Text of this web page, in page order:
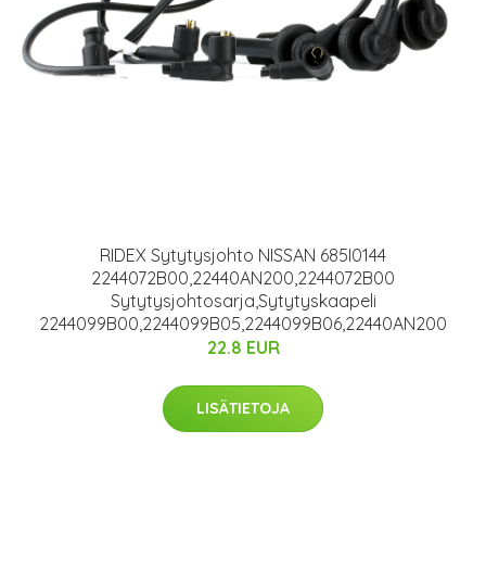
RIDEX Sytytysjohto NISSAN 685I0144
2244072B00,22440AN200,2244072B00
Sytytysjohtosarja,Sytytyskaapeli
2244099B00,2244099B05,2244099B06,22440AN200
22.8 EUR
LISÄTIETOJA